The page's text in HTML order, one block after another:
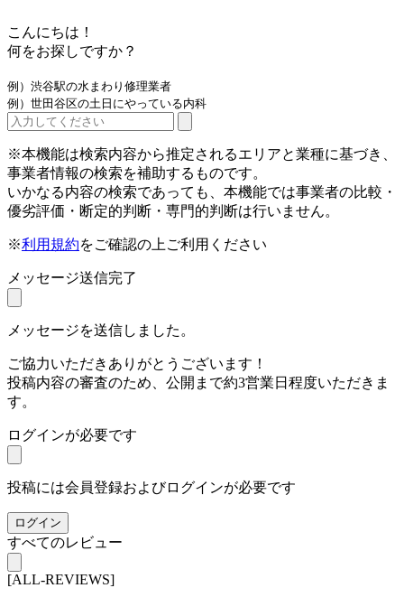
こんにちは！
何をお探しですか？
例）渋谷駅の水まわり修理業者
例）世田谷区の土日にやっている内科
※本機能は検索内容から推定されるエリアと業種に基づき、
事業者情報の検索を補助するものです。
いかなる内容の検索であっても、本機能では事業者の比較・
優劣評価・断定的判断・専門的判断は行いません。
※利用規約をご確認の上ご利用ください
メッセージ送信完了
メッセージを送信しました。
ご協力いただきありがとうございます！
投稿内容の審査のため、公開まで約3営業日程度いただきま
す。
ログインが必要です
投稿には会員登録およびログインが必要です
ログイン
すべてのレビュー
[ALL-REVIEWS]